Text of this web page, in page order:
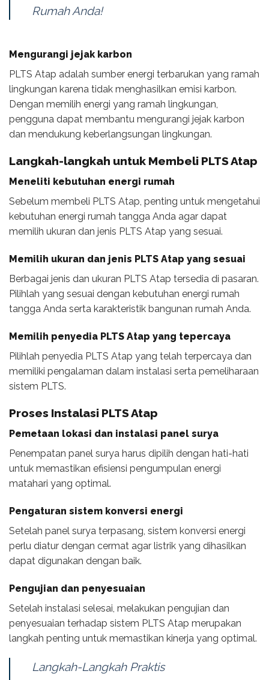
Rumah Anda!
Mengurangi jejak karbon
PLTS Atap adalah sumber energi terbarukan yang ramah
lingkungan karena tidak menghasilkan emisi karbon.
Dengan memilih energi yang ramah lingkungan,
pengguna dapat membantu mengurangi jejak karbon
dan mendukung keberlangsungan lingkungan.
Langkah-langkah untuk Membeli PLTS Atap
Meneliti kebutuhan energi rumah
Sebelum membeli PLTS Atap, penting untuk mengetahui
kebutuhan energi rumah tangga Anda agar dapat
memilih ukuran dan jenis PLTS Atap yang sesuai.
Memilih ukuran dan jenis PLTS Atap yang sesuai
Berbagai jenis dan ukuran PLTS Atap tersedia di pasaran.
Pilihlah yang sesuai dengan kebutuhan energi rumah
tangga Anda serta karakteristik bangunan rumah Anda.
Memilih penyedia PLTS Atap yang tepercaya
Pilihlah penyedia PLTS Atap yang telah terpercaya dan
memiliki pengalaman dalam instalasi serta pemeliharaan
sistem PLTS.
Proses Instalasi PLTS Atap
Pemetaan lokasi dan instalasi panel surya
Penempatan panel surya harus dipilih dengan hati-hati
untuk memastikan efisiensi pengumpulan energi
matahari yang optimal.
Pengaturan sistem konversi energi
Setelah panel surya terpasang, sistem konversi energi
perlu diatur dengan cermat agar listrik yang dihasilkan
dapat digunakan dengan baik.
Pengujian dan penyesuaian
Setelah instalasi selesai, melakukan pengujian dan
penyesuaian terhadap sistem PLTS Atap merupakan
langkah penting untuk memastikan kinerja yang optimal.
Langkah-Langkah Praktis